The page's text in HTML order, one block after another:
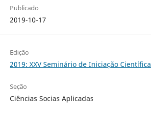
Publicado
2019-10-17
Edição
2019: XXV Seminário de Iniciação Científica
Seção
Ciências Socias Aplicadas